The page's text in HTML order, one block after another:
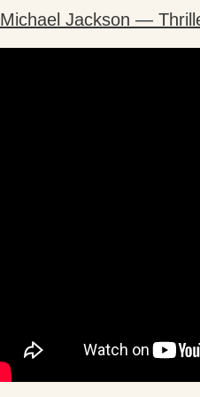
Michael Jackson —